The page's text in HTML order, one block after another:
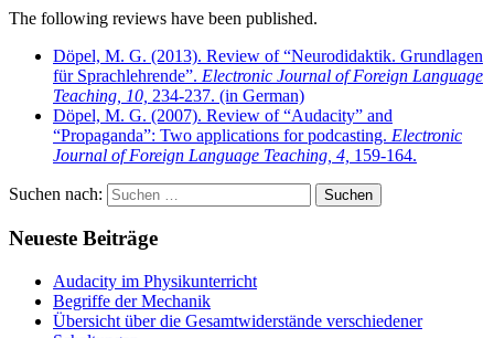
The following reviews have been published.
Döpel, M. G. (2013). Review of “Neurodidaktik. Grundlagen
für Sprachlehrende”. Electronic Journal of Foreign Language
Teaching, 10, 234-237. (in German)
Döpel, M. G. (2007). Review of “Audacity” and
“Propaganda”: Two applications for podcasting. Electronic
Journal of Foreign Language Teaching, 4, 159-164.
Suchen nach:
Neueste Beiträge
Audacity im Physikunterricht
Begriffe der Mechanik
Übersicht über die Gesamtwiderstände verschiedener